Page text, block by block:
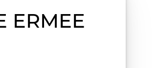
ERMEE